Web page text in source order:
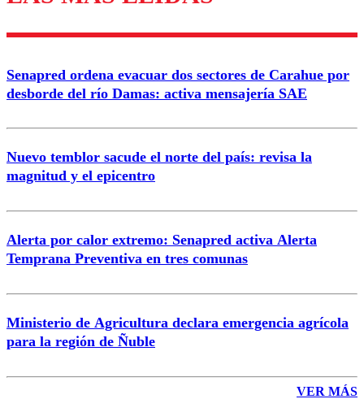
Senapred ordena evacuar dos sectores de Carahue por
desborde del río Damas: activa mensajería SAE
Nuevo temblor sacude el norte del país: revisa la
magnitud y el epicentro
Alerta por calor extremo: Senapred activa Alerta
Temprana Preventiva en tres comunas
Ministerio de Agricultura declara emergencia agrícola
para la región de Ñuble
VER MÁS